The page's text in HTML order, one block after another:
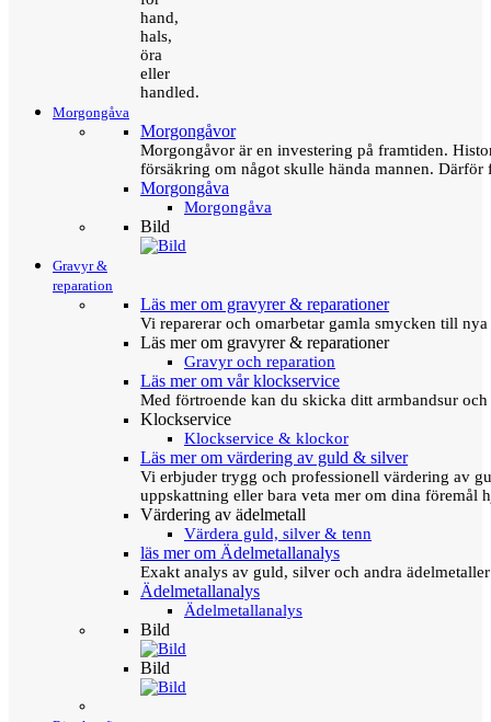
hand,
hals,
öra
eller
handled.
Morgongåva
Morgongåvor
Morgongåvor är en investering på framtiden.
försäkring om något skulle hända mannen.
Morgongåva
Morgongåva
Bild
Gravyr &
reparation
Läs mer om gravyrer & reparationer
Vi reparerar och omarbetar gamla smycken till
Läs mer om gravyrer & reparationer
Gravyr och reparation
Läs mer om vår klockservice
Med förtroende kan du skicka ditt armbandsur
Klockservice
Klockservice & klockor
Läs mer om värdering av guld & silver
Vi erbjuder trygg och professionell värdering av
uppskattning eller bara veta mer om dina föremål
Värdering av ädelmetall
Värdera guld, silver & tenn
läs mer om Ädelmetallanalys
Exakt analys av guld, silver och andra
Ädelmetallanalys
Ädelmetallanalys
Bild
Bild